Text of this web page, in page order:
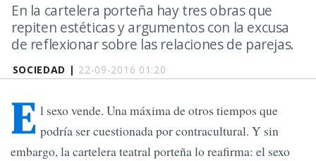
SOCIEDAD | 22-09-2016 01:20
En la cartelera porteña hay tres obras que
repiten estéticas y argumentos con la excusa
de reflexionar sobre las relaciones de parejas.
E l sexo vende. Una máxima de otros tiempos que
podría ser cuestionada por contracultural. Y sin
embargo, la cartelera teatral porteña lo reafirma: el sexo